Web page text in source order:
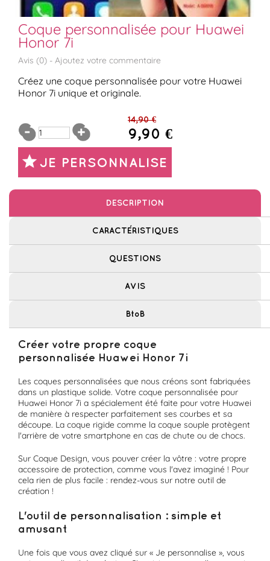
Coque personnalisée pour Huawei
Honor 7i
Avis (0) - Ajoutez votre commentaire
Créez une coque personnalisée pour votre Huawei
Honor 7i unique et originale.
14,90 €
9,90 €
JE PERSONNALISE
DESCRIPTION
CARACTÉRISTIQUES
QUESTIONS
AVIS
BtoB
Créer votre propre coque
personnalisée Huawei Honor 7i
Les coques personnalisées que nous créons sont fabriquées
dans un plastique solide. Votre coque personnalisée pour
Huawei Honor 7i a spécialement été faite pour votre Huawei
de manière à respecter parfaitement ses courbes et sa
découpe. La coque rigide comme la coque souple protègent
l'arrière de votre smartphone en cas de chute ou de chocs.
Sur Coque Design, vous pouver créer la vôtre : votre propre
accessoire de protection, comme vous l'avez imaginé ! Pour
cela rien de plus facile : rendez-vous sur notre outil de
création !
L'outil de personnalisation : simple et
amusant
Une fois que vous avez cliqué sur « Je personnalise », vous